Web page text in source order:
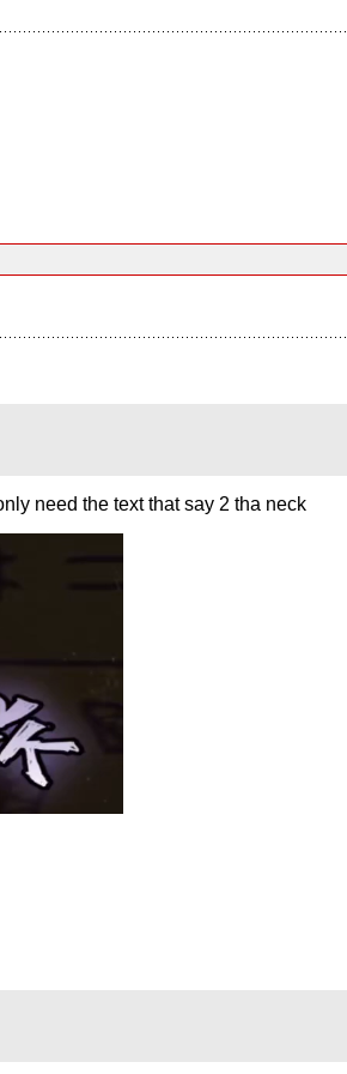
need the text that say 2 tha neck